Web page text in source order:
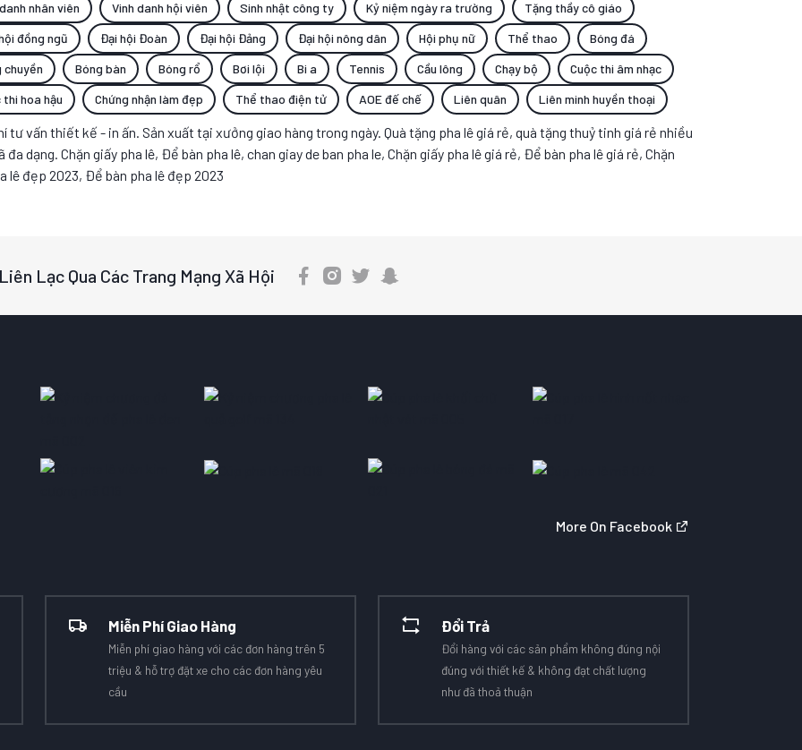
nhân viên Vinh danh hội viên Sinh nhật công ty Kỷ niệm ngày ra trường
Tặng thầy cô giáo
đồng ngũ
Đại hội Đoàn Đại hội Đảng Đại hội nông dân Hội phụ nữ Thể thao
Bóng đá
chuyền
Bóng bàn Bóng rổ Bơi lội Bi a Tennis Cầu lông Chạy bộ
Cuộc thi âm nhạc
thi hoa hậu
Chứng nhận làm đẹp Thể thao điện tử AOE đế chế Liên quân Liên minh huyền thoại
tư vấn thiết kế - in ấn. Sản xuất tại xưởng giao hàng trong ngày. Quà tặng pha lê giá rẻ, quà tặng thuỷ tinh giá rẻ nhiều
đa dạng. Chặn giấy pha lê, Để bàn pha lê, chan giay de ban pha le, Chặn giấy pha lê giá rẻ, Để bàn pha lê giá rẻ, Chặn
lê đẹp 2023, Để bàn pha lê đẹp 2023
Lạc Qua Các Trang Mạng Xã Hội
More On Facebook
Miễn Phí Giao Hàng
Miễn phí giao hàng với các đơn hàng trên 5
triệu & hỗ trợ đặt xe cho các đơn hàng yêu
cầu
Đổi Trả
Đổi hàng với các sản phẩm không đúng nội
đúng với thiết kế & không đạt chất lượng
như đã thoả thuận